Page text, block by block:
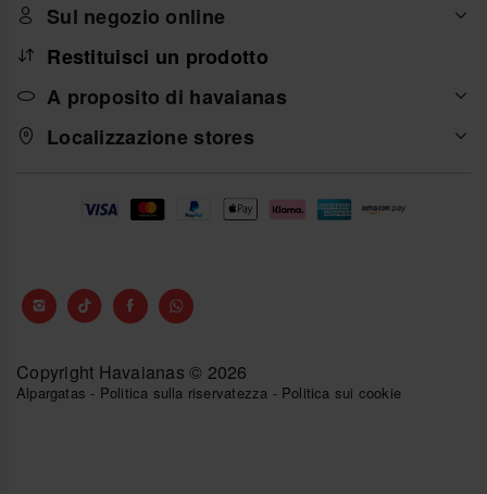
Sul negozio online
Restituisci un prodotto
A proposito di havaianas
Localizzazione stores
Copyright Havaianas © 2026
Alpargatas - Politica sulla riservatezza - Politica sui cookie